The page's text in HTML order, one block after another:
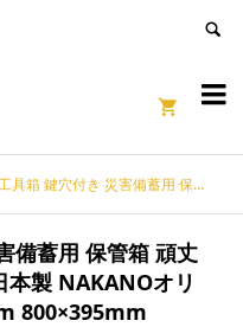


用 保管箱 頑丈 重量タイプ ステンレス製 日本製 NAKANOオリジナル [サイズ]500×335mm 800×395mm 1200×400mm
備蓄用 保管箱 頑丈
本製 NAKANOオリ
800×395mm